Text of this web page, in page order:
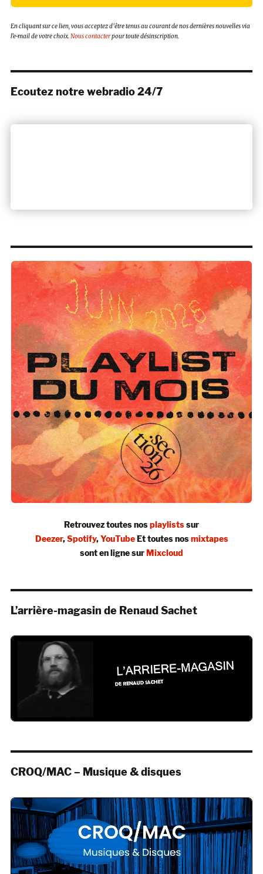
En cliquant sur ce lien, vous acceptez d’être tenus au courant de nos dernières nouvelles via
l’e-mail de votre choix.Nous contacterpour toute désinscription.
Ecoutez notre webradio 24/7
Retrouvez toutes nosplaylistssur
Deezer,Spotify,YouTubeEt toutes nosmixtapes
sont en ligne surMixcloud
L’arrière-magasin de Renaud Sachet
CROQ/MAC – Musique & disques